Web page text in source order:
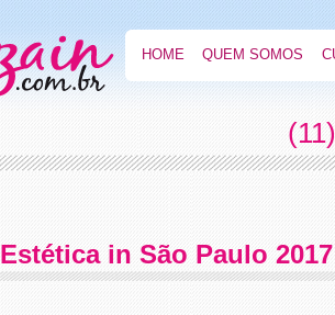
HOME QUEM SOMOS
Estética in São Paulo 2017